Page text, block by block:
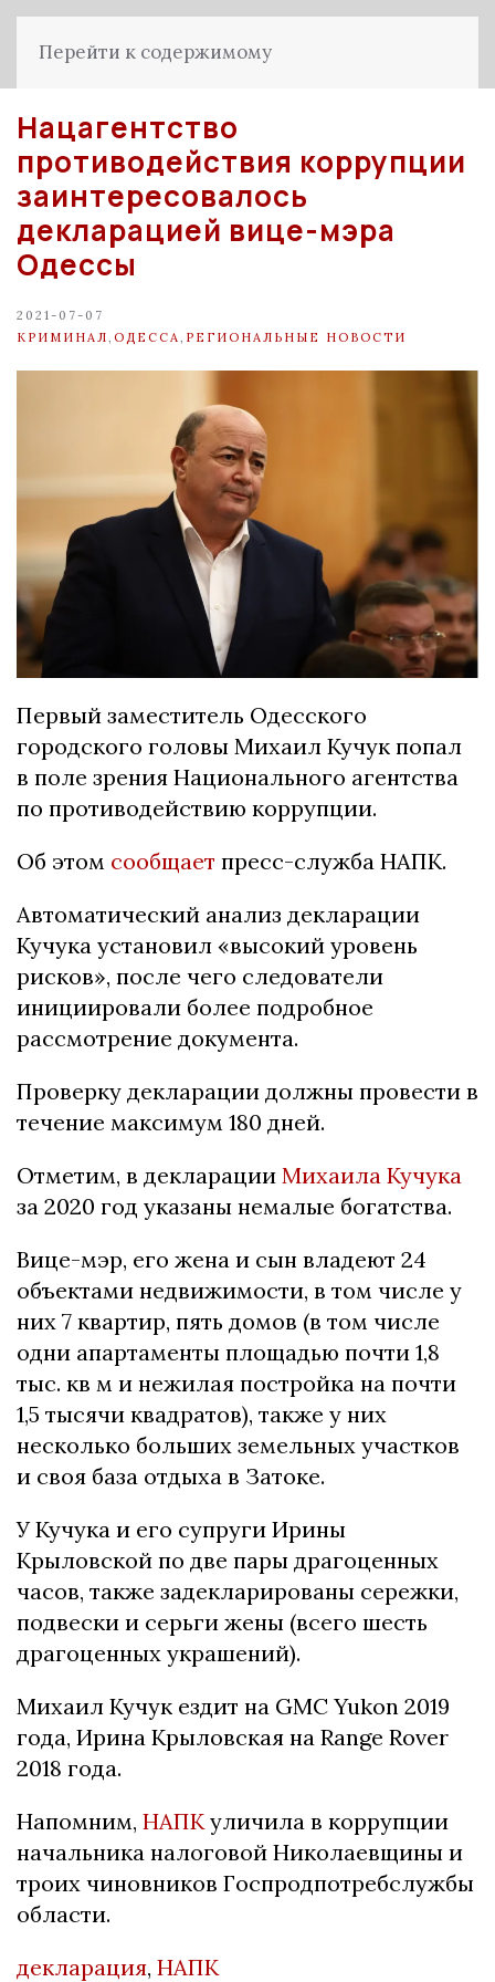
Перейти к содержимому
Нацагентство
противодействия коррупции
заинтересовалось
декларацией вице-мэра
Одессы
2021-07-07
КРИМИНАЛ ОДЕССА РЕГИОНАЛЬНЫЕ НОВОСТИ
Первый заместитель Одесского
городского головы Михаил Кучук попал
в поле зрения Национального агентства
по противодействию коррупции.
Об этом сообщает пресс-служба НАПК.
Автоматический анализ декларации
Кучука установил «высокий уровень
рисков», после чего следователи
инициировали более подробное
рассмотрение документа.
Проверку декларации должны провести в
течение максимум 180 дней.
Отметим, в декларации Михаила Кучука
за 2020 год указаны немалые богатства.
Вице-мэр, его жена и сын владеют 24
объектами недвижимости, в том числе у
них 7 квартир, пять домов (в том числе
одни апартаменты площадью почти 1,8
тыс. кв м и нежилая постройка на почти
1,5 тысячи квадратов), также у них
несколько больших земельных участков
и своя база отдыха в Затоке.
У Кучука и его супруги Ирины
Крыловской по две пары драгоценных
часов, также задекларированы сережки,
подвески и серьги жены (всего шесть
драгоценных украшений).
Михаил Кучук ездит на GMC Yukon 2019
года, Ирина Крыловская на Range Rover
2018 года.
Напомним, НАПКуличила в коррупции
начальника налоговой Николаевщины и
троих чиновников Госпродпотребслужбы
области.
декларация, НАПК